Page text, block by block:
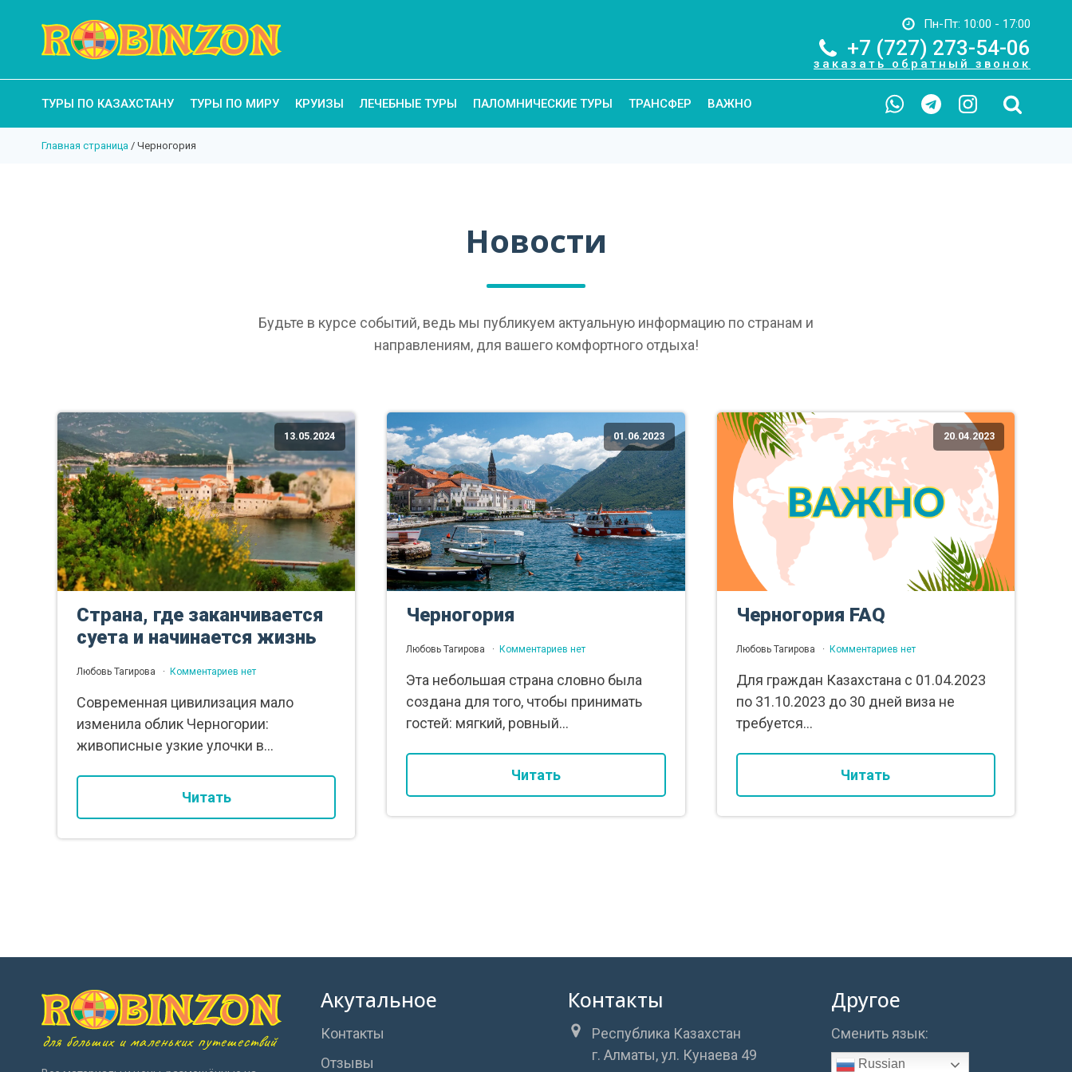
Пн-Пт: 10:00 - 17:00
+7 (727) 273-54-06
заказать обратный звонок
ТУРЫ ПО КАЗАХСТАНУ ТУРЫ ПО МИРУ КРУИЗЫ ЛЕЧЕБНЫЕ ТУРЫ ПАЛОМНИЧЕСКИЕ ТУРЫ ТРАНСФЕР ВАЖНО
Главная страница / Черногория
Новости
Будьте в курсе событий, ведь мы публикуем актуальную информацию по странам и
направлениям, для вашего комфортного отдыха!
13.05.2024
Страна, где заканчивается
суета и начинается жизнь
Любовь Тагирова Комментариев нет
Современная цивилизация мало
изменила облик Черногории:
живописные узкие улочки в...
Читать
01.06.2023
Черногория
Любовь Тагирова Комментариев нет
Эта небольшая страна словно была
создана для того, чтобы принимать
гостей: мягкий, ровный...
Читать
20.04.2023
Черногория FAQ
Любовь Тагирова Комментариев нет
Для граждан Казахстана с 01.04.2023
по 31.10.2023 до 30 дней виза не
требуется...
Читать
для больших и маленьких путешествий
Акутальное
Контакты
Отзывы
Контакты
Республика Казахстан
г. Алматы, ул. Кунаева 49
Другое
Сменить язык:
Russian